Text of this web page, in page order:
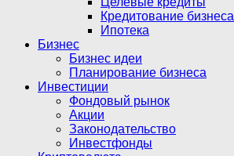
Кредитование бизнеса
Ипотека
Бизнес
Бизнес идеи
Планирование бизнеса
Инвестиции
Фондовый рынок
Акции
Законодательство
Инвестфонды